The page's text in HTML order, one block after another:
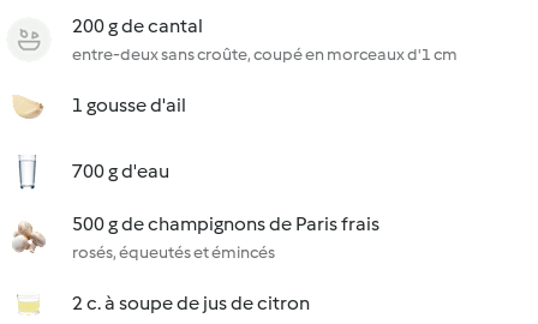
200 g de cantal
entre-deux sans croûte, coupé en morceaux d'1 cm
1 gousse d'ail
700 g d'eau
500 g de champignons de Paris frais
rosés, équeutés et émincés
2 c. à soupe de jus de citron